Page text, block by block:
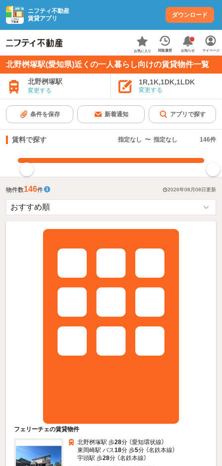
ニフティ不動産
賃貸アプリ
ダウンロード
お気に入り 閲覧履歴 お知らせ マイページ
北野桝塚駅(愛知県)近くの一人暮らし向けの賃貸物件一覧
北野桝塚駅
変更する
1R,1K,1DK,1LDK
変更する
条件を保存 新着通知 アプリで探す
賃料で探す 指定なし 〜 指定なし 146件
物件数146件 2026年08月08日更新
フェリーチェの賃貸物件
北野桝塚駅 歩28分 （愛知環状線）
東岡崎駅 バス18分 歩5分 （名鉄本線）
宇頭駅 歩28分 （名鉄本線）